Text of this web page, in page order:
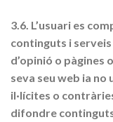
3.6. L’usuari es
continguts i
d’opinió o pàgines
seva seu web ia
il·lícites o
difondre